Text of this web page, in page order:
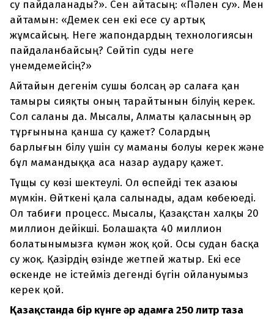
су пайдаланады?». Сен айтасың: «Пәлен су». Мен
айтамын: «Демек сен екі есе су артық
жұмсайсың. Неге жапондардың технологиясын
пайдаланбайсың? Сөйтіп суды неге
үнемдемейсің?»
Айтайын дегенім сушы болсаң әр салаға қан
тамыры сияқты оның тарайтынын білуің керек.
Сол саланы да. Мысалы, Алматы қаласының әр
тұрғынына қанша су қажет? Солардың
барлығын білу үшін су маманы болуы керек және
бұл мамандыққа аса назар аудару қажет.
Тұщы су көзі шектеулі. Ол өспейді тек азаюы
мүмкін. Өйткені қала салынады, адам көбеюеді.
Ол табиғи процесс. Мысалы, Қазақстан халқы 20
миллион дейікші. Болашақта 40 миллион
болатынымызға күмән жоқ қой. Осы судан басқа
су жоқ. Қазірдің өзінде жетпей жатыр. Екі есе
өскенде не істейміз дегенді бүгін ойлануымыз
керек қой.
Қазақстанда бір күнге әр адамға 250 литр таза